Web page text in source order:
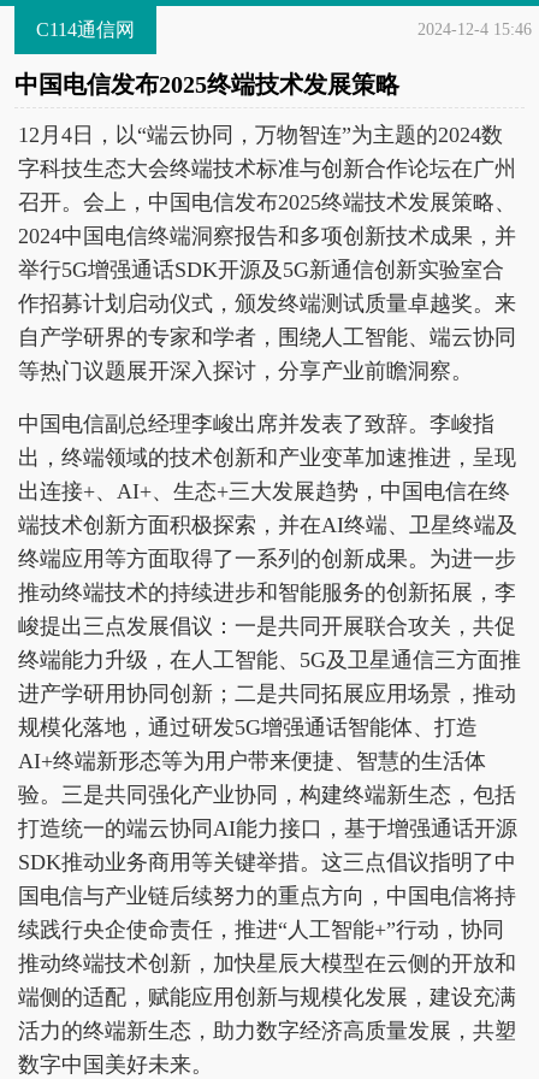
C114通信网 2024-12-4 15:46
中国电信发布2025终端技术发展策略
12月4日，以“端云协同，万物智连”为主题的2024数
字科技生态大会终端技术标准与创新合作论坛在广州
召开。会上，中国电信发布2025终端技术发展策略、
2024中国电信终端洞察报告和多项创新技术成果，并
举行5G增强通话SDK开源及5G新通信创新实验室合
作招募计划启动仪式，颁发终端测试质量卓越奖。来
自产学研界的专家和学者，围绕人工智能、端云协同
等热门议题展开深入探讨，分享产业前瞻洞察。
中国电信副总经理李峻出席并发表了致辞。李峻指
出，终端领域的技术创新和产业变革加速推进，呈现
出连接+、AI+、生态+三大发展趋势，中国电信在终
端技术创新方面积极探索，并在AI终端、卫星终端及
终端应用等方面取得了一系列的创新成果。为进一步
推动终端技术的持续进步和智能服务的创新拓展，李
峻提出三点发展倡议：一是共同开展联合攻关，共促
终端能力升级，在人工智能、5G及卫星通信三方面推
进产学研用协同创新；二是共同拓展应用场景，推动
规模化落地，通过研发5G增强通话智能体、打造
AI+终端新形态等为用户带来便捷、智慧的生活体
验。三是共同强化产业协同，构建终端新生态，包括
打造统一的端云协同AI能力接口，基于增强通话开源
SDK推动业务商用等关键举措。这三点倡议指明了中
国电信与产业链后续努力的重点方向，中国电信将持
续践行央企使命责任，推进“人工智能+”行动，协同
推动终端技术创新，加快星辰大模型在云侧的开放和
端侧的适配，赋能应用创新与规模化发展，建设充满
活力的终端新生态，助力数字经济高质量发展，共塑
数字中国美好未来。